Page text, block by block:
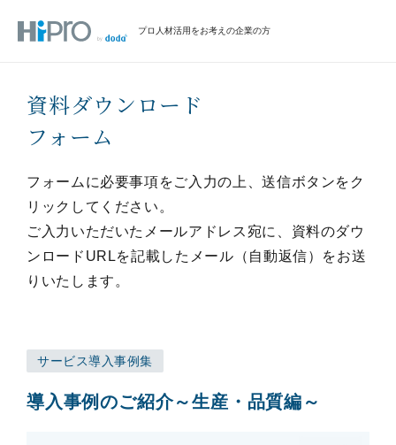
プロ人材活用をお考えの企業の方
資料ダウンロード
フォーム
フォームに必要事項をご入力の上、送信ボタンをク
リックしてください。
ご入力いただいたメールアドレス宛に、資料のダウ
ンロードURLを記載したメール（自動返信）をお送
りいたします。
サービス導入事例集
導入事例のご紹介～生産・品質編～